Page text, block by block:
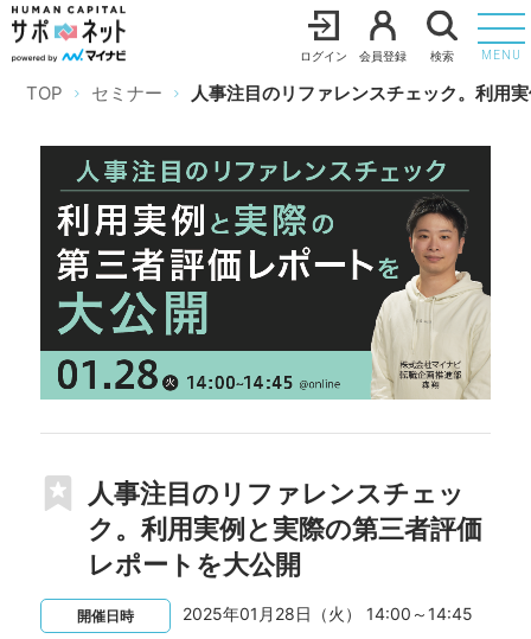
ログイン 会員登録 検索 MENU
TOP セミナー 人事注目のリファレンスチェック。利用
人事注目のリファレンスチェッ
ク。利用実例と実際の第三者評価
レポートを大公開
開催日時 2025年01月28日（火） 14:00～14:45